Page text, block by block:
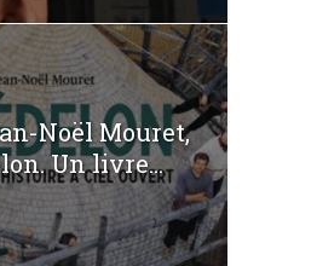
Noël Mouret,
Un livre...